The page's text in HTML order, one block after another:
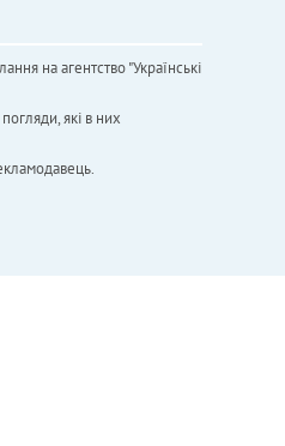
на агентство "Українськi
які в них